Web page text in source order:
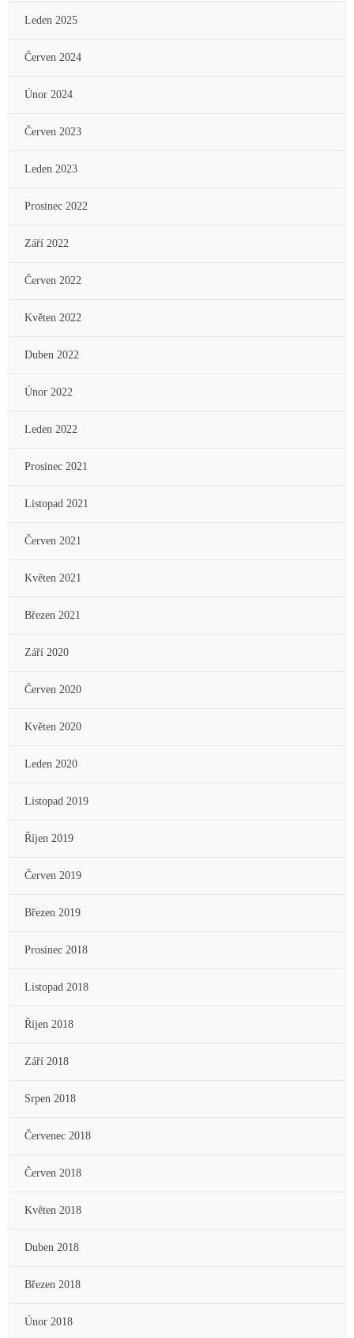
Leden 2025
Červen 2024
Únor 2024
Červen 2023
Leden 2023
Prosinec 2022
Září 2022
Červen 2022
Květen 2022
Duben 2022
Únor 2022
Leden 2022
Prosinec 2021
Listopad 2021
Červen 2021
Květen 2021
Březen 2021
Září 2020
Červen 2020
Květen 2020
Leden 2020
Listopad 2019
Říjen 2019
Červen 2019
Březen 2019
Prosinec 2018
Listopad 2018
Říjen 2018
Září 2018
Srpen 2018
Červenec 2018
Červen 2018
Květen 2018
Duben 2018
Březen 2018
Únor 2018